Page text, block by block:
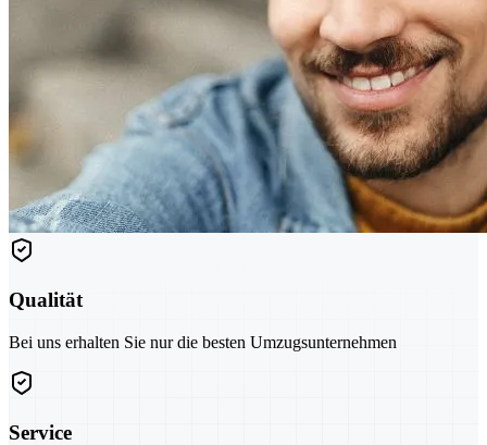
Qualität
Bei uns erhalten Sie nur die besten Umzugsunternehmen
Service